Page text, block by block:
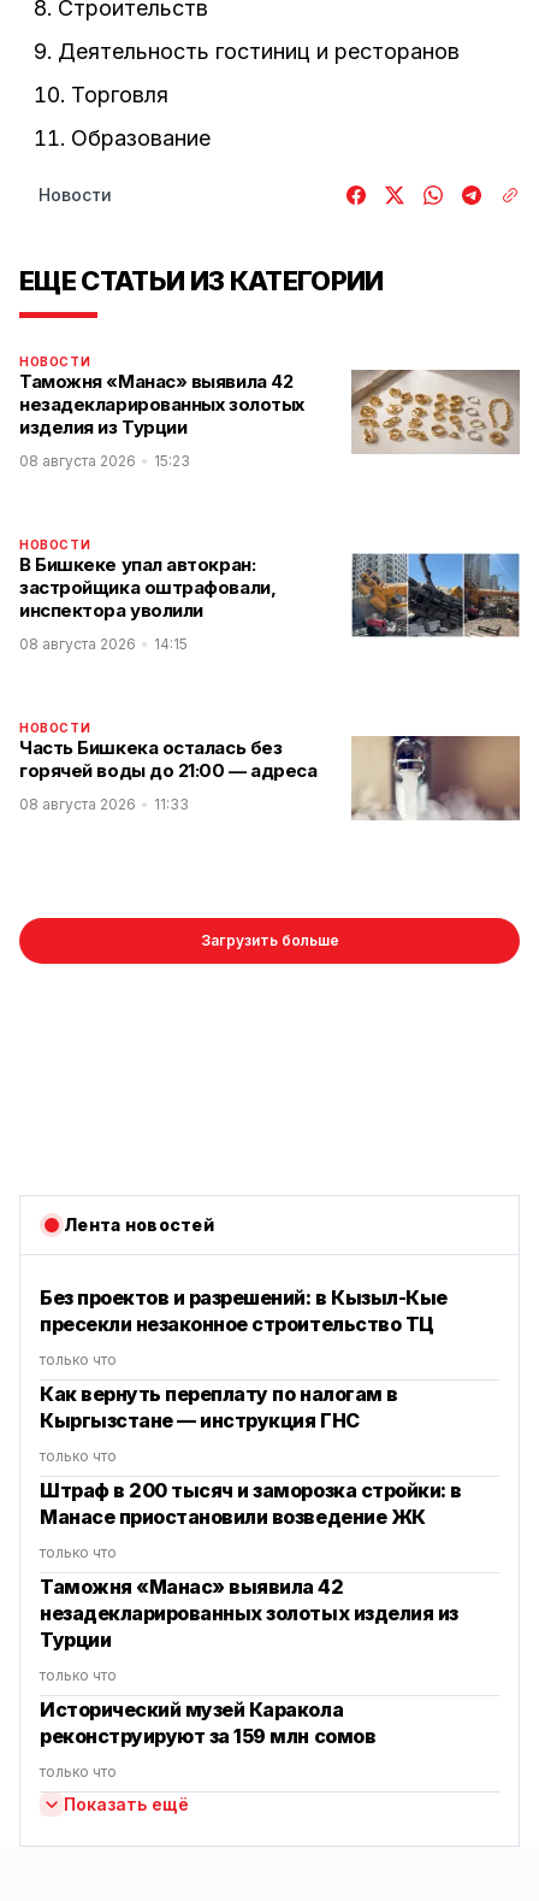
Строительств
Деятельность гостиниц и ресторанов
Торговля
Образование
Новости
ЕЩЕ СТАТЬИ ИЗ КАТЕГОРИИ
НОВОСТИ
Таможня «Манас» выявила 42
незадекларированных золотых
изделия из Турции
08 августа 2026 15:23
НОВОСТИ
В Бишкеке упал автокран:
застройщика оштрафовали,
инспектора уволили
08 августа 2026 14:15
НОВОСТИ
Часть Бишкека осталась без
горячей воды до 21:00 — адреса
08 августа 2026 11:33
Загрузить больше
Лента новостей
Без проектов и разрешений: в Кызыл-Кые
пресекли незаконное строительство ТЦ
только что
Как вернуть переплату по налогам в
Кыргызстане — инструкция ГНС
только что
Штраф в 200 тысяч и заморозка стройки: в
Манасе приостановили возведение ЖК
только что
Таможня «Манас» выявила 42
незадекларированных золотых изделия из
Турции
только что
Исторический музей Каракола
реконструируют за 159 млн сомов
только что
Показать ещё